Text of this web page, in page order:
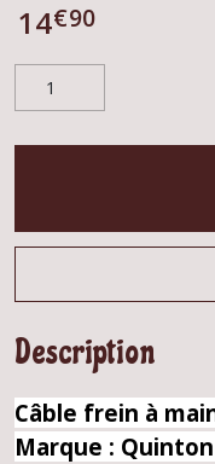
14€90
Description
Câble frein à
Marque :